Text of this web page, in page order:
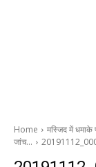
Home
मस्जिद में धमाके
जांच…